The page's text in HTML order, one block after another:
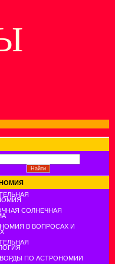
СОЛНЕЧНАЯ
В ВОПРОСАХ И
ПО АСТРОНОМИИ